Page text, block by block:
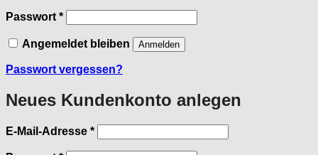
Passwort *Erforderlich
Angemeldet bleiben Anmelden
Passwort vergessen?
Neues Kundenkonto anlegen
E-Mail-Adresse *Erforderlich